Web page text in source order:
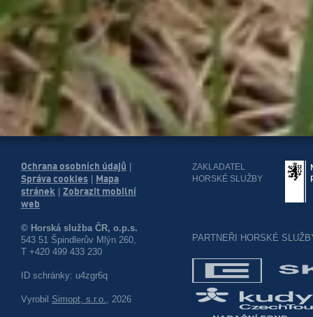
Ochrana osobních údajů
Správa cookies
Mapa
stránek
Zobrazit mobilní
web
© Horská služba ČR, o.p.s.
543 51 Špindlerův Mlýn 260,
T +420 499 433 230
ID schránky: u4zgr6q
Vyrobil Simopt, s.r.o., 2026
ZAKLADATEL
HORSKÉ SLUŽBY
PARTNEŘI HORSKÉ